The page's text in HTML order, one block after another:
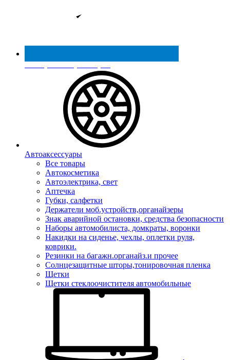
Реестр МинПромТорга
Автоаксессуары
Все товары
Автокосметика
Автоэлектрика, свет
Аптечка
Губки, салфетки
Держатели моб.устройств,органайзеры
Знак аварийной остановки, средства безопасности
Наборы автомобилиста, домкраты, воронки
Накидки на сиденье, чехлы, оплетки руля,
коврики.
Резинки на багажн.органайз.и прочее
Солнцезащитные шторы,тонировочная пленка
Щетки
Щетки стеклоочистителя автомобильные